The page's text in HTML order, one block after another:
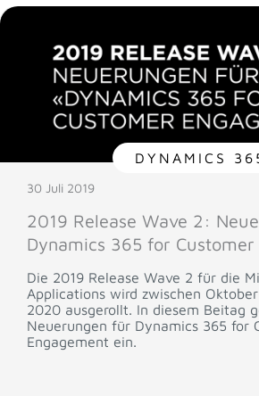
DYNAMICS
30 Juli 2019
2019 Release Wave 2:
Dynamics 365 for
Die 2019 Release Wave 2 für die
Applications wird zwischen
2020 ausgerollt. In diesem Beitag
Neuerungen für Dynamics 365 for
Engagement ein.